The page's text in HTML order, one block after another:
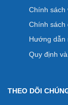
Chính sách
Chính sách
Hướng dẫn
Quy định
THEO DÕI